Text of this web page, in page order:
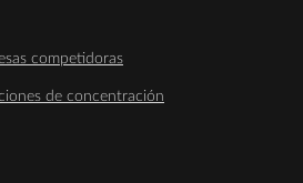
competidoras
de concentración